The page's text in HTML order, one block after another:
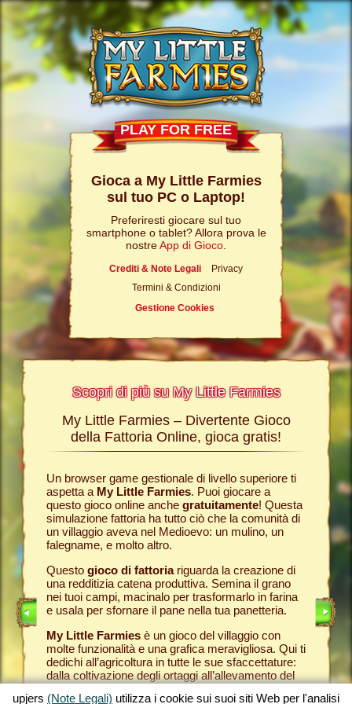
PLAY FOR FREE
Gioca a My Little Farmies
sul tuo PC o Laptop!
Preferiresti giocare sul tuo
smartphone o tablet? Allora prova le
nostreApp di Gioco
Crediti & Note Legali
Privacy
Termini & Condizioni
Gestione Cookies
Scopri di più su My Little Farmies
Nelle
nostro
sui
My Little Farmies – Divertente Gioco
della Fattoria Online, gioca gratis!
Un browser game gestionale di livello superiore ti
aspetta a My Little Farmies. Puoi giocare a
questo gioco online anche gratuitamente! Questa
simulazione fattoria ha tutto ciò che la comunità di
un villaggio aveva nel Medioevo: un mulino, un
falegname, e molto altro.
Questo gioco di fattoriariguarda la creazione di
una redditizia catena produttiva. Semina il grano
nei tuoi campi, macinalo per trasformarlo in farina
e usala per sfornare il pane nella tua panetteria.
My Little Farmiesè un gioco del villaggio con
molte funzionalità e una grafica meravigliosa. Qui ti
dedichi all’agricoltura in tutte le sue sfaccettature:
dalla coltivazione degli ortaggi all’allevamento del
Tutto
nella
Per
nella
Come
ti
che
gran
creato
My
gioco
upjers (Note Legali) utilizza i cookie sui suoi siti Web per l'analisi